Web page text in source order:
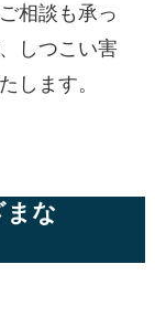
相談も承っ
しつこい害
します。
まな